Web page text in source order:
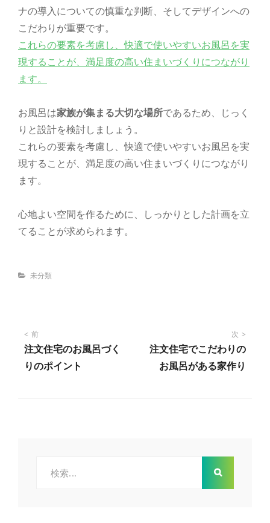
ナの導入についての慎重な判断、そしてデザインへの
こだわりが重要です。
これらの要素を考慮し、快適で使いやすいお風呂を実
現することが、満足度の高い住まいづくりにつながり
ます。
お風呂は家族が集まる大切な場所であるため、じっく
りと設計を検討しましょう。
これらの要素を考慮し、快適で使いやすいお風呂を実
現することが、満足度の高い住まいづくりにつながり
ます。
心地よい空間を作るために、しっかりとした計画を立
てることが求められます。
Categories
未分類
投
稿
前
注文住宅のお風呂づく
りのポイント
次
注文住宅でこだわりの
お風呂がある家作り